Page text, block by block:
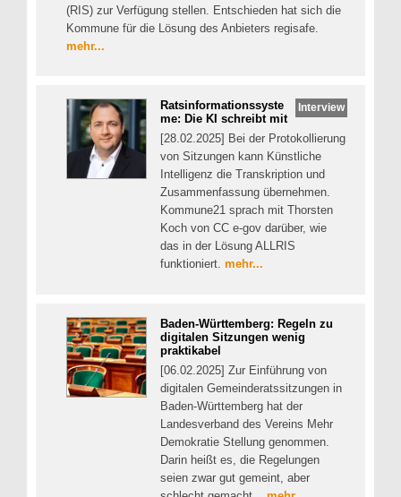
(RIS) zur Verfügung stellen. Entschieden hat sich die
Kommune für die Lösung des Anbieters regisafe.
mehr...
Interview
Ratsinformationssyste
me: Die KI schreibt mit
[28.02.2025] Bei der Protokollierung
von Sitzungen kann Künstliche
Intelligenz die Transkription und
Zusammenfassung übernehmen.
Kommune21 sprach mit Thorsten
Koch von CC e-gov darüber, wie
das in der Lösung ALLRIS
funktioniert. mehr...
Baden-Württemberg: Regeln zu
digitalen Sitzungen wenig
praktikabel
[06.02.2025] Zur Einführung von
digitalen Gemeinderatssitzungen in
Baden-Württemberg hat der
Landesverband des Vereins Mehr
Demokratie Stellung genommen.
Darin heißt es, die Regelungen
seien zwar gut gemeint, aber